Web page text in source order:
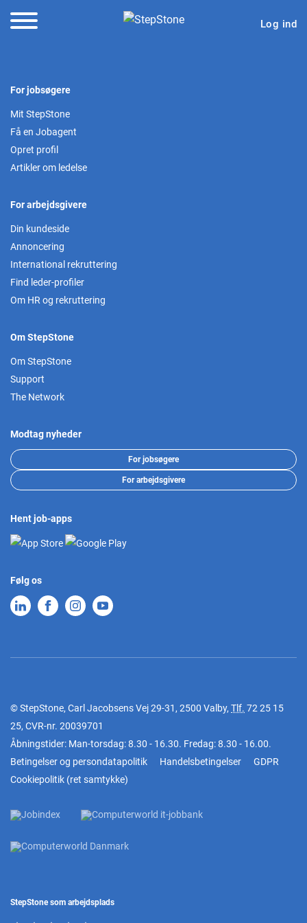
Log ind
For jobsøgere
Mit StepStone
Få en Jobagent
Opret profil
Artikler om ledelse
For arbejdsgivere
Din kundeside
Annoncering
International rekruttering
Find leder-profiler
Om HR og rekruttering
Om StepStone
Om StepStone
Support
The Network
Modtag nyheder
For jobsøgere
For arbejdsgivere
Hent job-apps
Følg os
© StepStone, Carl Jacobsens Vej 29-31, 2500 Valby, Tlf. 72 25 15
25, CVR-nr. 20039701
Åbningstider: Man-torsdag: 8.30 - 16.30. Fredag: 8.30 - 16.00.
Betingelser og persondatapolitik
Handelsbetingelser
GDPR
Cookiepolitik (ret samtykke)
StepStone som arbejdsplads